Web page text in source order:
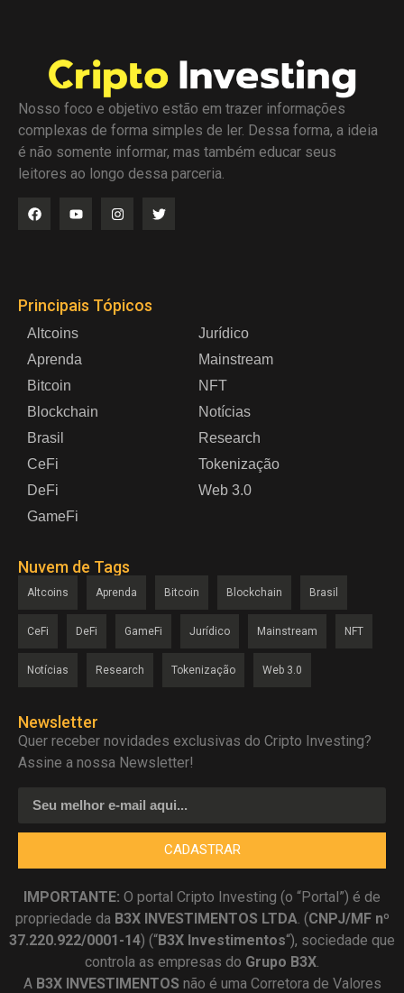
Nosso foco e objetivo estão em trazer informações
complexas de forma simples de ler. Dessa forma, a ideia
é não somente informar, mas também educar seus
leitores ao longo dessa parceria.
Principais Tópicos
Altcoins
Aprenda
Bitcoin
Blockchain
Brasil
CeFi
DeFi
GameFi
Jurídico
Mainstream
NFT
Notícias
Research
Tokenização
Web 3.0
Nuvem de Tags
Altcoins Aprenda Bitcoin Blockchain Brasil
CeFi DeFi GameFi Jurídico Mainstream NFT
Notícias Research Tokenização Web 3.0
Newsletter
Quer receber novidades exclusivas do Cripto Investing?
Assine a nossa Newsletter!
CADASTRAR
IMPORTANTE: O portal Cripto Investing (o “Portal”) é de
propriedade da B3X INVESTIMENTOS LTDA . (CNPJ/MF nº
37.220.922/0001-14) (“B3X Investimentos“), sociedade que
controla as empresas do Grupo B3X
A B3X INVESTIMENTOS não é uma Corretora de Valores